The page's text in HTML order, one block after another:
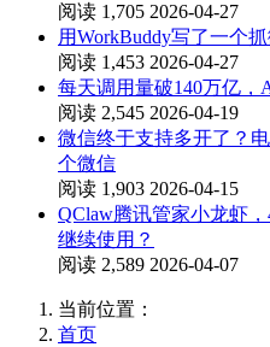
阅读 1,705 2026-04-27
用WorkBuddy写了一个
阅读 1,453 2026-04-27
每天调用量破140万亿
阅读 2,545 2026-04-19
微信终于支持多开了？
个微信
阅读 1,903 2026-04-15
QClaw腾讯管家小龙虾
继续使用？
阅读 2,589 2026-04-07
当前位置：
首页